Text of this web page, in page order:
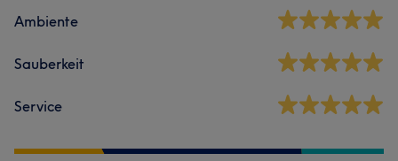
Ambiente
Sauberkeit
Service